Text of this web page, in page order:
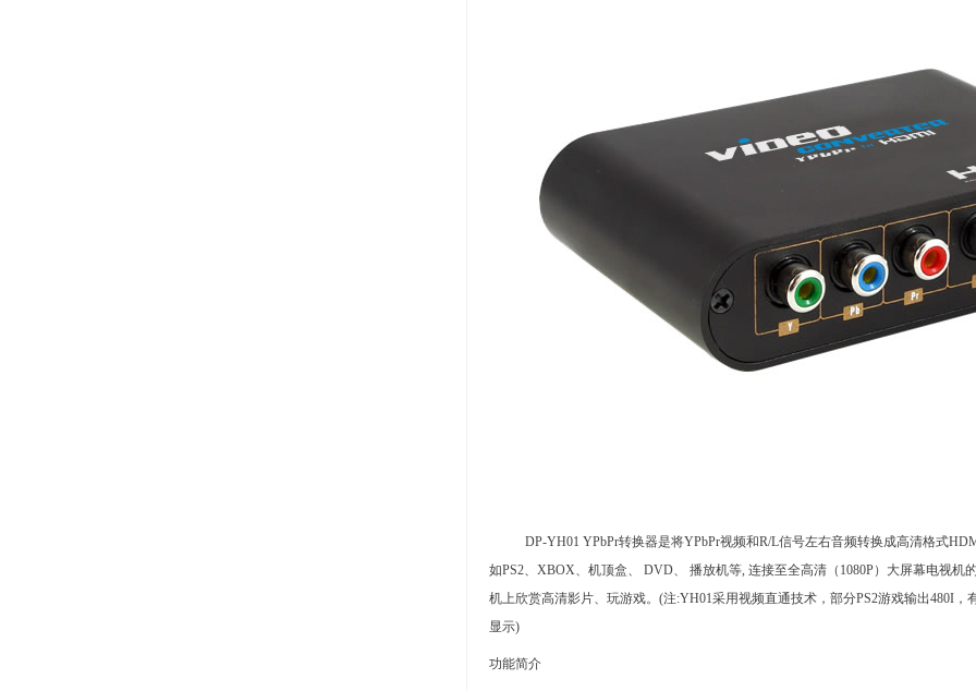
DP-YH01 YPbPr转换器是将YPbPr视频和R/L信号左右音频转换成高清格式
如PS2、XBOX、机顶盒、 DVD、 播放机等, 连接至全高清（1080P）大屏幕电视
机上欣赏高清影片、玩游戏。(注:YH01采用视频直通技术，部分PS2游戏输出480I
显示)
功能简介